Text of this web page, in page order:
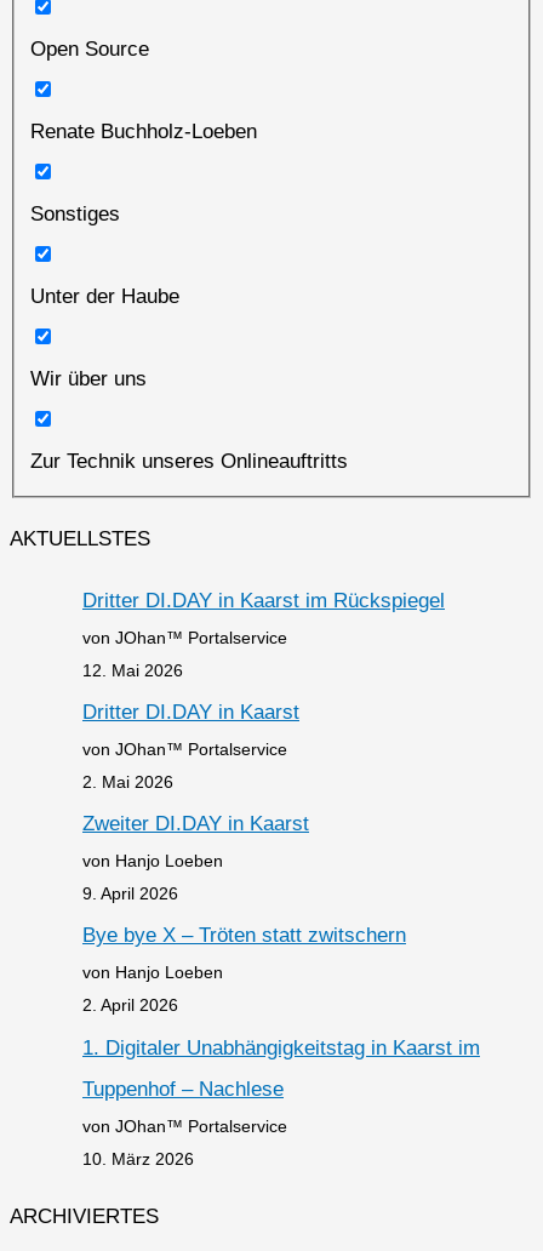
Open Source
Renate Buchholz-Loeben
Sonstiges
Unter der Haube
Wir über uns
Zur Technik unseres Onlineauftritts
AKTUELLSTES
Dritter DI.DAY in Kaarst im Rückspiegel
von JOhan™ Portalservice
12. Mai 2026
Dritter DI.DAY in Kaarst
von JOhan™ Portalservice
2. Mai 2026
Zweiter DI.DAY in Kaarst
von Hanjo Loeben
9. April 2026
Bye bye X – Tröten statt zwitschern
von Hanjo Loeben
2. April 2026
1. Digitaler Unabhängigkeitstag in Kaarst im
Tuppenhof – Nachlese
von JOhan™ Portalservice
10. März 2026
ARCHIVIERTES